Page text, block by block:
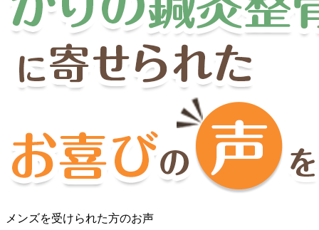
メンズを受けられた方のお声